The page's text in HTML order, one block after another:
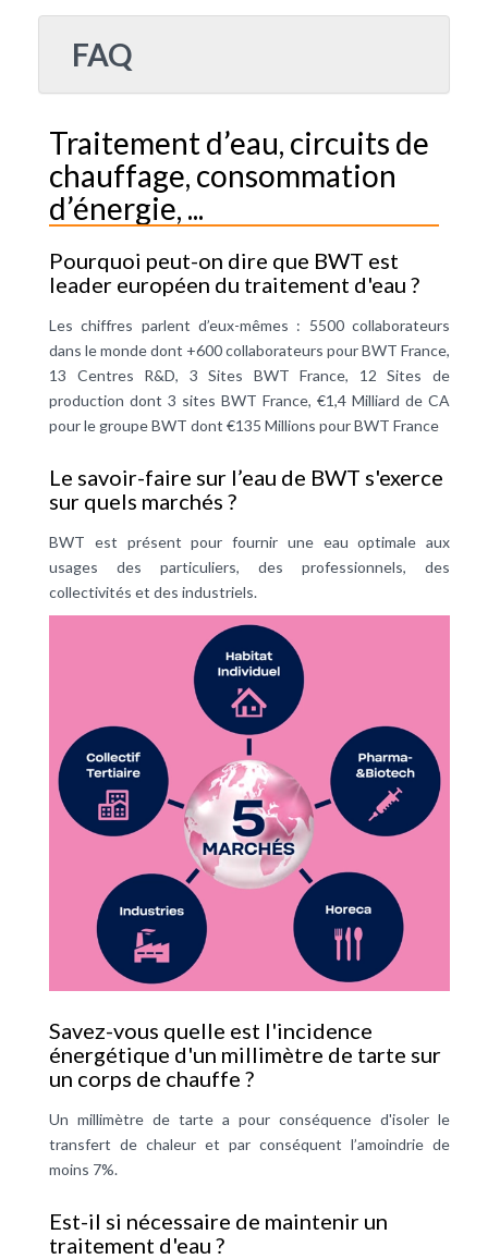
FAQ
Traitement d’eau, circuits de
chauffage, consommation
d’énergie, ...
Pourquoi peut-on dire que BWT est
leader européen du traitement d'eau ?
Les chiffres parlent d’eux-mêmes : 5500 collaborateurs
dans le monde dont +600 collaborateurs pour BWT France,
13 Centres R&D, 3 Sites BWT France, 12 Sites de
production dont 3 sites BWT France, €1,4 Milliard de CA
pour le groupe BWT dont €135 Millions pour BWT France
Le savoir-faire sur l’eau de BWT s'exerce
sur quels marchés ?
BWT est présent pour fournir une eau optimale aux
usages des particuliers, des professionnels, des
collectivités et des industriels.
Savez-vous quelle est l'incidence
énergétique d'un millimètre de tarte sur
un corps de chauffe ?
Un millimètre de tarte a pour conséquence d'isoler le
transfert de chaleur et par conséquent l’amoindrie de
moins 7%.
Est-il si nécessaire de maintenir un
traitement d'eau ?